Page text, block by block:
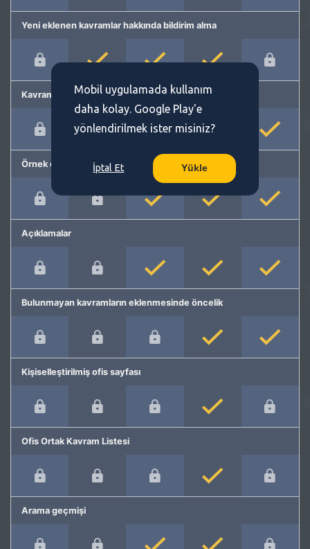
Yeni eklenen kavramlar hakkında bildirim alma
Kavram önerme
Örnek cümleler
Açıklamalar
Bulunmayan kavramların eklenmesinde öncelik
Kişiselleştirilmiş ofis sayfası
Ofis Ortak Kavram Listesi
Arama geçmişi
Mobil uygulamada kullanım
daha kolay. Google Play'e
yönlendirilmek ister misiniz?
İptal Et Yükle